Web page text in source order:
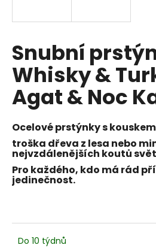
Snubní
Whisky &
Agat & Noc
Ocelové prstýnky s
troška dřeva z lesa nebo
nejvzdálenějších koutů
Pro každého, kdo má rád
jedinečnost.
Do 10 týdnů
í
t
?
HLEDAT
D